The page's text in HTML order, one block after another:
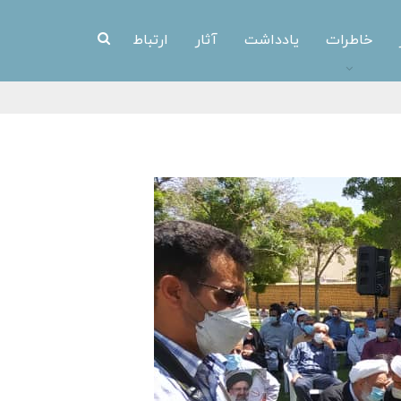
خاطرات یادداشت آثار ارتباط